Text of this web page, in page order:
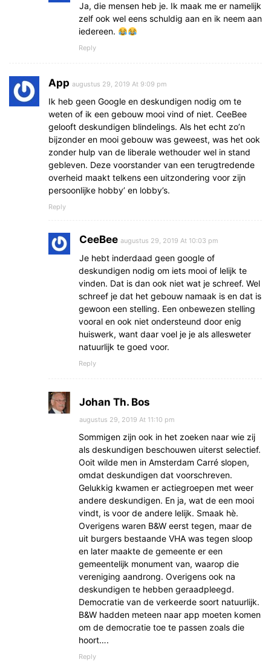
Ja, die mensen heb je. Ik maak me er namelijk
zelf ook wel eens schuldig aan en ik neem aan
iedereen.
Reply
App augustus 29, 2019 At 9:09 pm
Ik heb geen Google en deskundigen nodig om te
weten of ik een gebouw mooi vind of niet. CeeBee
gelooft deskundigen blindelings. Als het echt zo’n
bijzonder en mooi gebouw was geweest, was het ook
zonder hulp van de liberale wethouder wel in stand
gebleven. Deze voorstander van een terugtredende
overheid maakt telkens een uitzondering voor zijn
persoonlijke hobby’ en lobby’s.
Reply
CeeBee augustus 29, 2019 At 10:03 pm
Je hebt inderdaad geen google of
deskundigen nodig om iets mooi of lelijk te
vinden. Dat is dan ook niet wat je schreef. Wel
schreef je dat het gebouw namaak is en dat is
gewoon een stelling. Een onbewezen stelling
vooral en ook niet ondersteund door enig
huiswerk, want daar voel je je als allesweter
natuurlijk te goed voor.
Reply
Johan Th. Bos
augustus 29, 2019 At 11:10 pm
Sommigen zijn ook in het zoeken naar wie zij
als deskundigen beschouwen uiterst selectief.
Ooit wilde men in Amsterdam Carré slopen,
omdat deskundigen dat voorschreven.
Gelukkig kwamen er actiegroepen met weer
andere deskundigen. En ja, wat de een mooi
vindt, is voor de andere lelijk. Smaak hè.
Overigens waren B&W eerst tegen, maar de
uit burgers bestaande VHA was tegen sloop
en later maakte de gemeente er een
gemeentelijk monument van, waarop die
vereniging aandrong. Overigens ook na
deskundigen te hebben geraadpleegd.
Democratie van de verkeerde soort natuurlijk.
B&W hadden meteen naar app moeten komen
om de democratie toe te passen zoals die
hoort….
Reply